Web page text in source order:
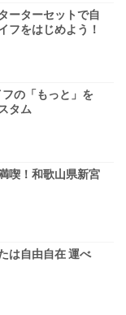
ーターセットで自
フをはじめよう！
フの「もっと」を
タム
喫！和歌山県新宮
は自由自在 運べ